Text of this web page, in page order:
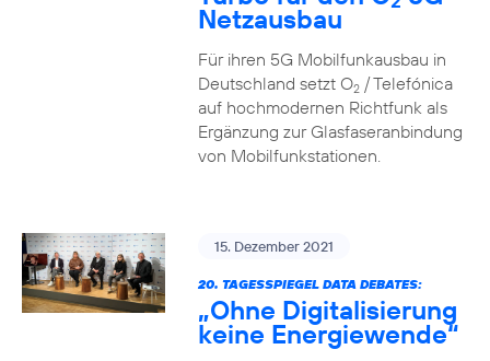
Netzausbau
Für ihren 5G Mobilfunkausbau in
Deutschland setzt O2/ Telefónica
auf hochmodernen Richtfunk als
Ergänzung zur Glasfaseranbindung
von Mobilfunkstationen.
15. Dezember 2021
20. TAGESSPIEGEL DATA DEBATES:
„Ohne Digitalisierung
keine Energiewende“